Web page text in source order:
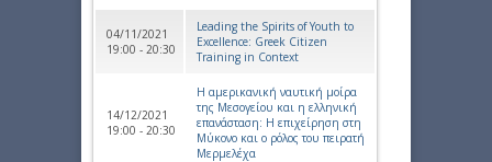
04/11/2021
19:00 - 20:30
Leading the Spirits of Youth to
Excellence: Greek Citizen
Training in Context
14/12/2021
19:00 - 20:30
Η αμερικανική ναυτική μοίρα
της Μεσογείου και η ελληνική
επανάσταση: Η επιχείρηση στη
Μύκονο και ο ρόλος του πειρατή
Μερμελέχα